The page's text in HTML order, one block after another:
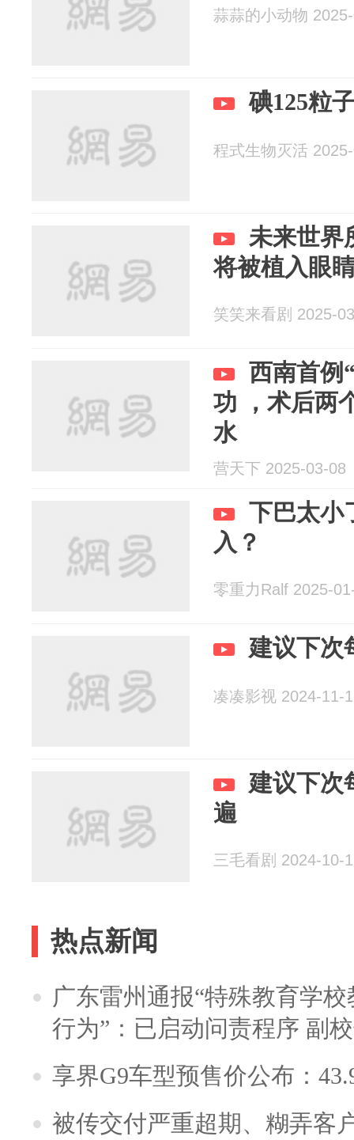
蒜蒜的小动物
碘125粒
程式生物灭活
未来世界
将被植入眼
笑笑来看剧 2025-
西南首例
功 ，术后两
水
营天下 2025-03-08
下巴太小
入？
零重力Ralf 2025-
建议下次
凑凑影视 2024-11-
建议下次
遍
三毛看剧 2024-10-
热点新闻
广东雷州通报“特殊教育学
行为”：已启动问责程序 副
享界G9车型预售价公布：
被传交付严重超期、糊弄客